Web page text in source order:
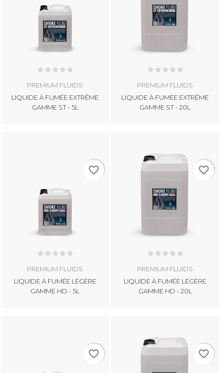
PREMIUM FLUIDS
LIQUIDE À FUMÉE EXTRÊME
GAMME ST - 5L
PREMIUM FLUIDS
LIQUIDE À FUMÉE EXTRÊME
GAMME ST - 20L
PREMIUM FLUIDS
LIQUIDE À FUMÉE LÉGÈRE
GAMME HD - 5L
favorite_border
PREMIUM FLUIDS
LIQUIDE À FUMÉE LÉGÈRE
GAMME HD - 20L
favorite_border
favorite_border favorite_border